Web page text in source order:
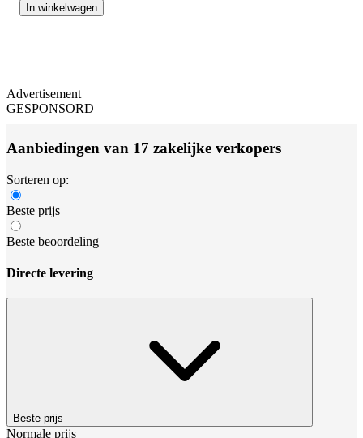
In winkelwagen
Advertisement
GESPONSORD
Aanbiedingen van 17 zakelijke verkopers
Sorteren op:
Beste prijs
Beste beoordeling
Directe levering
Beste prijs
Normale prijs